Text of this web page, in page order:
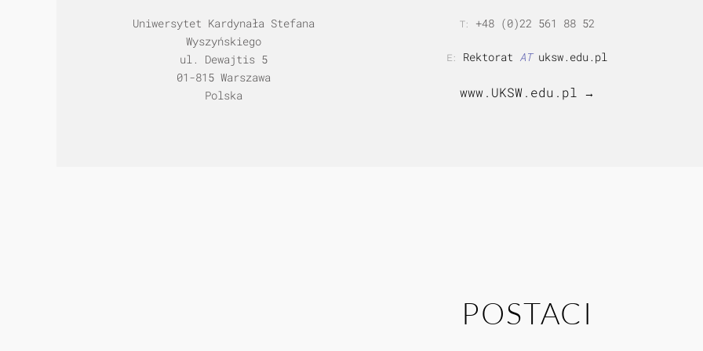
Uniwersytet Kardynała Stefana
Wyszyńskiego
ul. Dewajtis 5
01-815 Warszawa
Polska
T: +48 (0)22 561 88 52
E: Rektorat AT uksw.edu.pl
www.UKSW.edu.pl →
POSTACI